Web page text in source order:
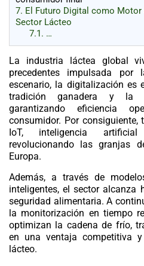
Pastos
Forrajes
caprinos
Porcino
Post-
Cosecha
7. El Futuro Digital como Motor
Sector Lácteo
7.1. …
La industria láctea global
precedentes impulsada
escenario, la digitalización es
tradición ganadera y la
garantizando eficiencia
consumidor. Por consiguiente,
IoT, inteligencia artificial
revolucionando las granjas
Europa.
Además, a través de
inteligentes, el sector alcanza
seguridad alimentaria. A
la monitorización en tiempo
optimizan la cadena de frío,
en una ventaja competitiva
lácteo.